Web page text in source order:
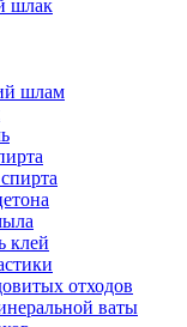
шлак
шлам
клей
отходов
ваты